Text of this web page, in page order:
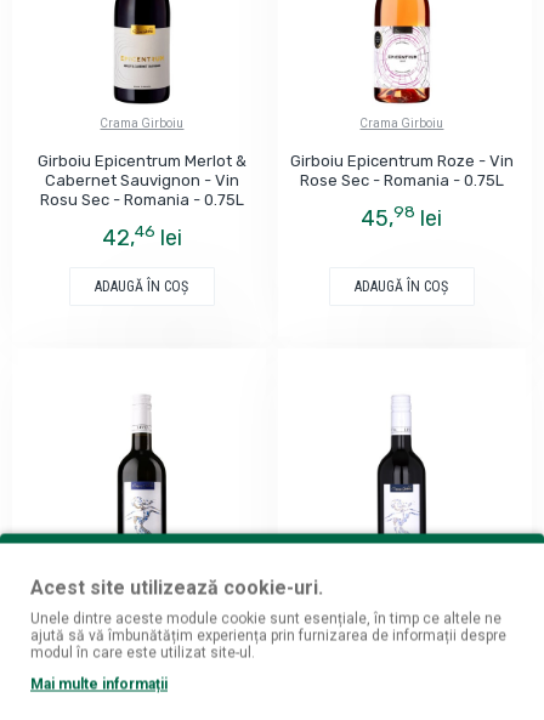
Crama Girboiu
Girboiu Epicentrum Merlot &
Cabernet Sauvignon - Vin
Rosu Sec - Romania - 0.75L
42,46 lei
ADAUGĂ ÎN COŞ
Crama Girboiu
Girboiu Epicentrum Roze - Vin
Rose Sec - Romania - 0.75L
45,98 lei
ADAUGĂ ÎN COŞ
Crama Girboiu
Girboiu Livia Cabernet
Sauvignon IG - Vin Rosu
Crama Girboiu
Acest site utilizează cookie-uri.
Unele dintre aceste module cookie sunt esențiale, în timp ce altele ne
ajută să vă îmbunătățim experiența prin furnizarea de informații despre
modul în care este utilizat site-ul.
Mai multe informații